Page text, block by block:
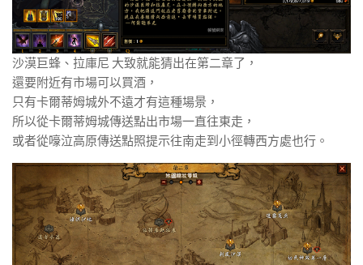
沙漠巨蜂、拉庫尼 大致就能猜出在第二章了，
還要附近有市場可以買酒，
只有卡爾蒂姆城外不遠才有這種場景，
所以從卡爾蒂姆城傳送點出市場一直往東走，
或者從嚎泣高原傳送點照提示往南走到小徑轉西方處也行。